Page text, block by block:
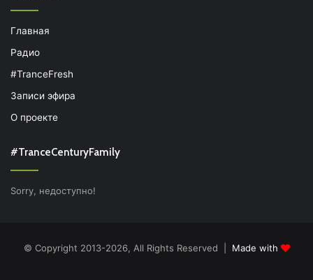
Главная
Радио
#TranceFresh
Записи эфира
О проекте
#TranceCenturyFamily
Sorry, недоступно!
© Copyright 2013-2026, All Rights Reserved | Made with